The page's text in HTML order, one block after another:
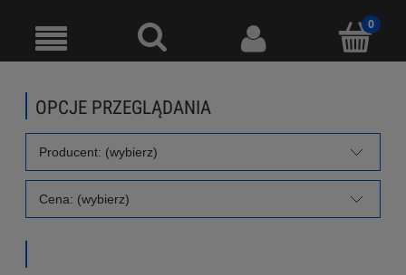
OPCJE PRZEGLĄDANIA
Producent: (wybierz)
Cena: (wybierz)